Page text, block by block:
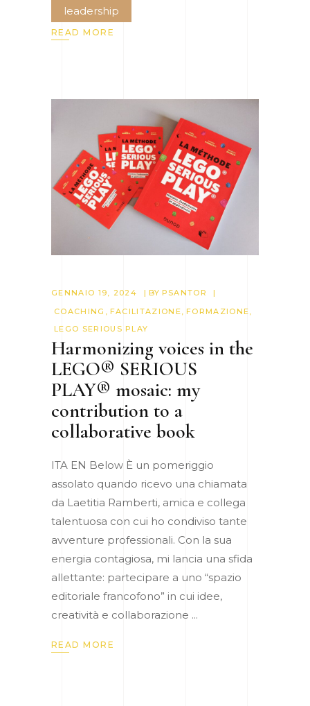
leadership
READ MORE
GENNAIO 19, 2024 BY PSANTOR
COACHING , FACILITAZIONE, FORMAZIONE,
LEGO SERIOUS PLAY
Harmonizing voices in the
LEGO® SERIOUS
PLAY® mosaic: my
contribution to a
collaborative book
ITA EN Below È un pomeriggio
assolato quando ricevo una chiamata
da Laetitia Ramberti, amica e collega
talentuosa con cui ho condiviso tante
avventure professionali. Con la sua
energia contagiosa, mi lancia una sfida
allettante: partecipare a uno “spazio
editoriale francofono” in cui idee,
creatività e collaborazione
READ MORE